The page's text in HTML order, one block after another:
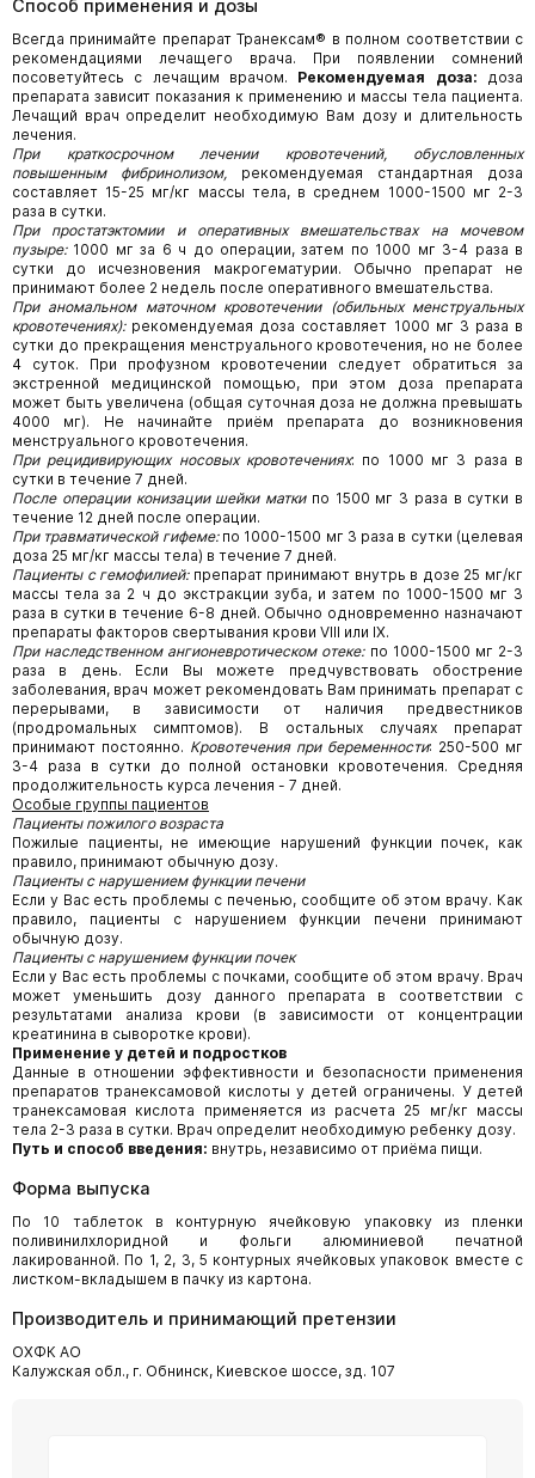
Способ применения и дозы
Всегда принимайте препарат Транексам® в полном соответствии с
рекомендациями лечащего врача. При появлении сомнений
посоветуйтесь с лечащим врачом. Рекомендуемая доза: доза
препарата зависит показания к применению и массы тела пациента.
Лечащий врач определит необходимую Вам дозу и длительность
лечения.
При краткосрочном лечении кровотечений, обусловленных
повышенным фибринолизом, рекомендуемая стандартная доза
составляет 15-25 мг/кг массы тела, в среднем 1000-1500 мг 2-3
раза в сутки.
При простатэктомии и оперативных вмешательствах на мочевом
пузыре:1000 мг за 6 ч до операции, затем по 1000 мг 3-4 раза в
сутки до исчезновения макрогематурии. Обычно препарат не
принимают более 2 недель после оперативного вмешательства.
При аномальном маточном кровотечении (обильных менструальных
кровотечениях): рекомендуемая доза составляет 1000 мг 3 раза в
сутки до прекращения менструального кровотечения, но не более
4 суток. При профузном кровотечении следует обратиться за
экстренной медицинской помощью, при этом доза препарата
может быть увеличена (общая суточная доза не должна превышать
4000 мг). Не начинайте приём препарата до возникновения
менструального кровотечения.
При рецидивирующих носовых кровотечениях: по 1000 мг 3 раза в
сутки в течение 7 дней.
После операции конизации шейки маткипо 1500 мг 3 раза в сутки в
течение 12 дней после операции.
При травматической гифеме:по 1000-1500 мг 3 раза в сутки (целевая
доза 25 мг/кг массы тела) в течение 7 дней.
Пациенты с гемофилией:препарат принимают внутрь в дозе 25 мг/кг
массы тела за 2 ч до экстракции зуба, и затем по 1000-1500 мг 3
раза в сутки в течение 6-8 дней. Обычно одновременно назначают
препараты факторов свертывания крови VIII или IX.
При наследственном ангионевротическом отеке:по 1000-1500 мг 2-3
раза в день. Если Вы можете предчувствовать обострение
заболевания, врач может рекомендовать Вам принимать препарат с
перерывами, в зависимости от наличия предвестников
(продромальных симптомов). В остальных случаях препарат
принимают постоянно. Кровотечения при беременности: 250-500 мг
3-4 раза в сутки до полной остановки кровотечения. Средняя
продолжительность курса лечения - 7 дней.
Особые группы пациентов
Пациенты пожилого возраста
Пожилые пациенты, не имеющие нарушений функции почек, как
правило, принимают обычную дозу.
Пациенты с нарушением функции печени
Если у Вас есть проблемы с печенью, сообщите об этом врачу. Как
правило, пациенты с нарушением функции печени принимают
обычную дозу.
Пациенты с нарушением функции почек
Если у Вас есть проблемы с почками, сообщите об этом врачу. Врач
может уменьшить дозу данного препарата в соответствии с
результатами анализа крови (в зависимости от концентрации
креатинина в сыворотке крови).
Применение у детей и подростков
Данные в отношении эффективности и безопасности применения
препаратов транексамовой кислоты у детей ограничены. У детей
транексамовая кислота применяется из расчета 25 мг/кг массы
тела 2-3 раза в сутки. Врач определит необходимую ребенку дозу.
Путь и способ введения: внутрь, независимо от приёма пищи.
Форма выпуска
По 10 таблеток в контурную ячейковую упаковку из пленки
поливинилхлоридной и фольги алюминиевой печатной
лакированной. По 1, 2, 3, 5 контурных ячейковых упаковок вместе с
листком-вкладышем в пачку из картона.
Производитель и принимающий претензии
ОХФК АО
Калужская обл., г. Обнинск, Киевское шоссе, зд. 107